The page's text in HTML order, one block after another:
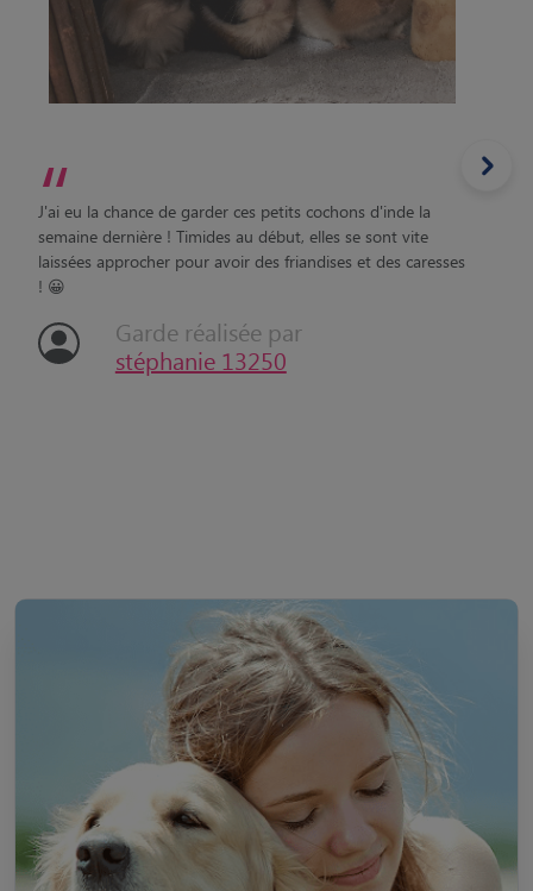
“
J'ai eu la chance de garder ces petits cochons d'inde la
semaine dernière ! Timides au début, elles se sont vite
laissées approcher pour avoir des friandises et des caresses
! 😀
Garde réalisée par
stéphanie 13250